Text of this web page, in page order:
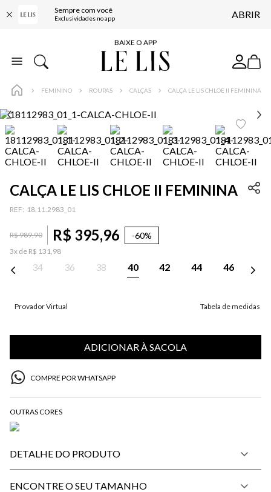
Sempre com você
Exclusividades no app ABRIR
FRETE GRÁTIS*
10% OFF NA PRIMEIRA COMPRA*
FRETE GRÁTIS*
BAIXE O APP
10% OFF NA PRIMEIRA COMPRA*
FEMININO ROUPAS CALÇAS CALÇA LE LIS CHLOE II FEMININA
CALÇA LE LIS CHLOE II FEMININA
: 18.11.2983_01
R$989,90 R$ 395,96 -60%
3x de R$ 131,98
34 36 38 40 42 44 46
Provador Virtual Tabela de medidas
ADICIONAR À SACOLA
COMPRE POR WHATSAPP
DETALHE DO PRODUTO
ENCONTRE O SEU TAMANHO